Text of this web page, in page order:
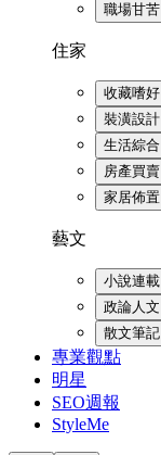
職場甘苦
住家
收藏嗜好
裝潢設計
生活綜合
房產買賣
家居佈置
藝文
小說連載
政論人文
散文筆記
專業觀點
明星
SEO週報
StyleMe